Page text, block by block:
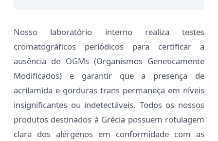
Nosso laboratório interno realiza testes
cromatográficos periódicos para certificar a
ausência de OGMs (Organismos Geneticamente
Modificados) e garantir que a presença de
acrilamida e gorduras trans permaneça em níveis
insignificantes ou indetectáveis. Todos os nossos
produtos destinados à Grécia possuem rotulagem
clara dos alérgenos em conformidade com as